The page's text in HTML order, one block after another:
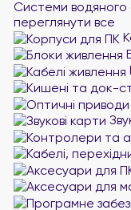
Системи водяного
переглянути все